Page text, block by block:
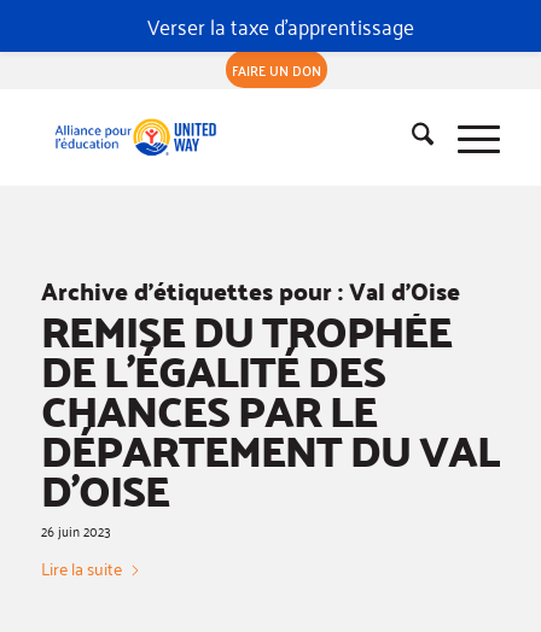
FAIRE UN DON
Archive d’étiquettes pour :Val d’Oise
REMISE DU TROPHÉE
DE L’ÉGALITÉ DES
CHANCES PAR LE
DÉPARTEMENT DU VAL
D’OISE
26 juin 2023
Lire la suite
Verser la taxe d'apprentissage